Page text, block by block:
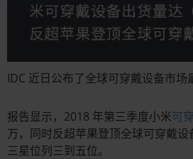
IDC 近日公布了全球可穿戴设备市场
报告显示，2018 年第三季度小米可
万，同时反超苹果登顶全球可穿戴
三星位列三到五位。